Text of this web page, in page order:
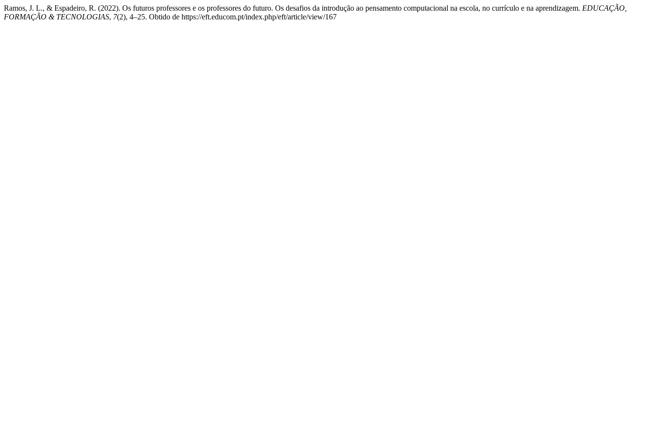
Ramos, J. L., & Espadeiro, R. (2022). Os futuros professores e os professores do futuro. Os desafios da introdução ao pensamento computacional na escola, no currículo e na aprendizagem. EDUCAÇÃO,
FORMAÇÃO & TECNOLOGIAS, 7(2), 4–25. Obtido de https://eft.educom.pt/index.php/eft/article/view/167